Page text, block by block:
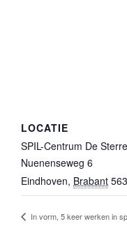
LOCATIE
SPIL-Centrum De
Nuenenseweg 6
Eindhoven, Brabant
In vorm, 5 keer werken in